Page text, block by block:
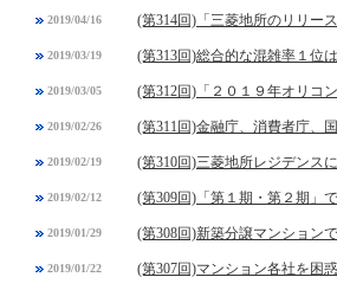
2019/04/16 (第314回)「三菱地所のリリー
2019/03/19 (第313回)総合的な混雑率１位
2019/03/05 (第312回)「２０１９年オリコ
2019/02/26 (第311回)金融庁、消費者庁、
2019/02/19 (第310回)三菱地所レジデンス
2019/02/12 (第309回)「第１期・第２期」
2019/01/29 (第308回)新築分譲マンション
2019/01/22 (第307回)マンション各社を困